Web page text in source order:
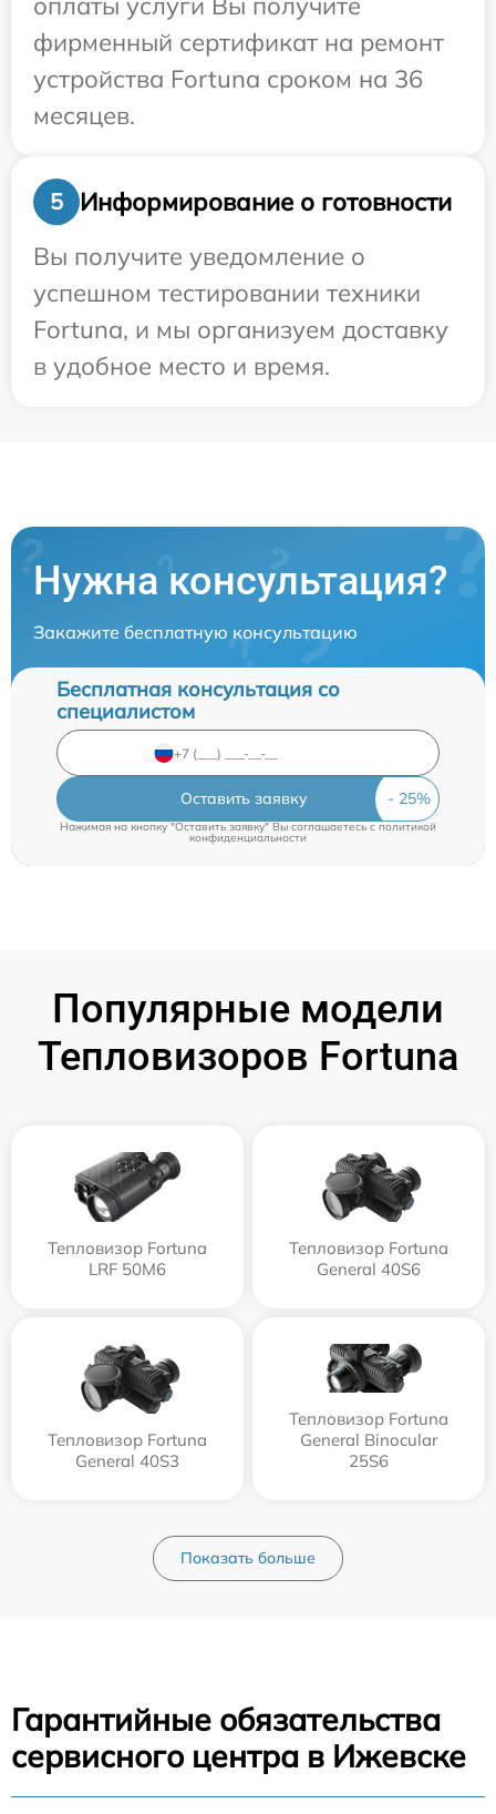
фирменный сертификат на ремонт
устройства Fortuna сроком на 36
месяцев.
5
Информирование о готовности
Вы получите уведомление о
успешном тестировании техники
Fortuna, и мы организуем доставку
в удобное место и время.
Нужна консультация?
Закажите бесплатную консультацию
Бесплатная консультация со
специалистом
Оставить заявку
Нажимая на кнопку "Оставить заявку" Вы соглашаетесь c политикой
конфиденциальности
Популярные модели
Тепловизоров Fortuna
Тепловизор Fortuna
LRF 50M6
Тепловизор Fortuna
General 40S6
Тепловизор Fortuna
General 40S3
Тепловизор Fortuna
General Binocular
25S6
Показать больше
Гарантийные обязательства
сервисного центра в Ижевске